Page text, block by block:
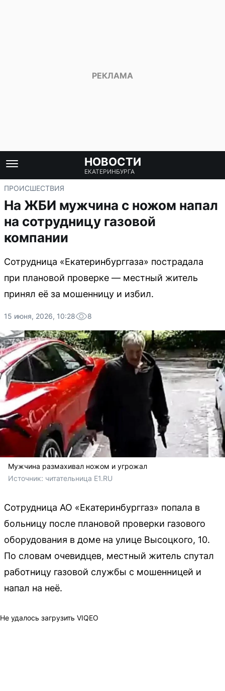
НОВОСТИ
ЕКАТЕРИНБУРГА
ПРОИСШЕСТВИЯ
На ЖБИ мужчина с ножом напал
на сотрудницу газовой
компании
Сотрудница «Екатеринбурггаза» пострадала
при плановой проверке — местный житель
принял её за мошенницу и избил.
15 июня, 2026, 10:28 8
Мужчина размахивал ножом и угрожал
Источник: читательница E1.RU
Сотрудница АО «Екатеринбурггаз» попала в
больницу после плановой проверки газового
оборудования в доме на улице Высоцкого, 10.
По словам очевидцев, местный житель спутал
работницу газовой службы с мошенницей и
напал на неё.
Не удалось загрузить VIQEO